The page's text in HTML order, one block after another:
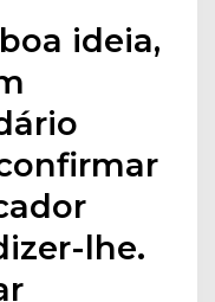
ideia,
lhe.